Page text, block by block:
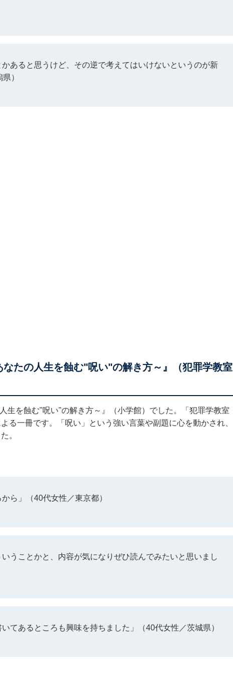
あると思うけど、その逆で考えてはいけないというのが新
）
たの人生を蝕む"呪い"の解き方～』（犯罪学教室
生を蝕む"呪い"の解き方～』（小学館）でした。「犯罪学教室
る一冊です。「呪い」という強い言葉や副題に心を動かされ、
。
ら」（40代女性／東京都）
いうことかと、内容が気になりぜひ読んでみたいと思いまし
てあるところも興味を持ちました」（40代女性／茨城県）